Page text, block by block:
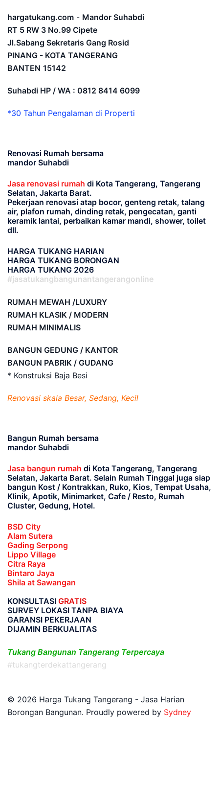
hargatukang.com - Mandor Suhabdi
RT 5 RW 3 No.99 Cipete
Jl.Sabang Sekretaris Gang Rosid
PINANG - KOTA TANGERANG
BANTEN 15142
Suhabdi HP / WA : 0812 8414 6099
*30 Tahun Pengalaman di Properti
Renovasi Rumah bersama
mandor Suhabdi
Jasa renovasi rumah di Kota Tangerang, Tangerang
Selatan, Jakarta Barat.
Pekerjaan renovasi atap bocor, genteng retak, talang
air, plafon rumah, dinding retak, pengecatan, ganti
keramik lantai, perbaikan kamar mandi, shower, toilet
dll.
HARGA TUKANG HARIAN
HARGA TUKANG BORONGAN
HARGA TUKANG 2026
#jasatukangbangunantangerangonline
RUMAH MEWAH /LUXURY
RUMAH KLASIK / MODERN
RUMAH MINIMALIS
BANGUN GEDUNG / KANTOR
BANGUN PABRIK / GUDANG
* Konstruksi Baja Besi
Renovasi skala Besar, Sedang, Kecil
Bangun Rumah bersama
mandor Suhabdi
Jasa bangun rumah di Kota Tangerang, Tangerang
Selatan, Jakarta Barat. Selain Rumah Tinggal juga siap
bangun Kost / Kontrakkan, Ruko, Kios, Tempat Usaha,
Klinik, Apotik, Minimarket, Cafe / Resto, Rumah
Cluster, Gedung, Hotel.
BSD City
Alam Sutera
Gading Serpong
Lippo Village
Citra Raya
Bintaro Jaya
Shila at Sawangan
KONSULTASI GRATIS
SURVEY LOKASI TANPA BIAYA
GARANSI PEKERJAAN
DIJAMIN BERKUALITAS
Tukang Bangunan Tangerang Terpercaya
#tukangterdekattangerang
© 2026 Harga Tukang Tangerang - Jasa Harian
Borongan Bangunan. Proudly powered by Sydney